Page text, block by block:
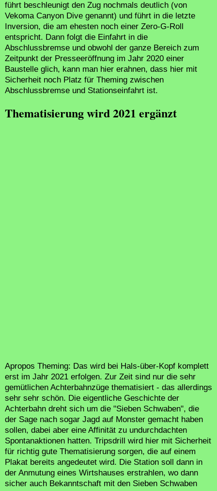
führt beschleunigt den Zug nochmals deutlich (von
Vekoma Canyon Dive genannt) und führt in die letzte
Inversion, die am ehesten noch einer Zero-G-Roll
entspricht. Dann folgt die Einfahrt in die
Abschlussbremse und obwohl der ganze Bereich zum
Zeitpunkt der Presseeröffnung im Jahr 2020 einer
Baustelle glich, kann man hier erahnen, dass hier mit
Sicherheit noch Platz für Theming zwischen
Abschlussbremse und Stationseinfahrt ist.
Thematisierung wird 2021 ergänzt
Apropos Theming: Das wird bei Hals-über-Kopf komplett
erst im Jahr 2021 erfolgen. Zur Zeit sind nur die sehr
gemütlichen Achterbahnzüge thematisiert - das allerdings
sehr sehr schön. Die eigentliche Geschichte der
Achterbahn dreht sich um die "Sieben Schwaben", die
der Sage nach sogar Jagd auf Monster gemacht haben
sollen, dabei aber eine Affinität zu undurchdachten
Spontanaktionen hatten. Tripsdrill wird hier mit Sicherheit
für richtig gute Thematisierung sorgen, die auf einem
Plakat bereits angedeutet wird. Die Station soll dann in
der Anmutung eines Wirtshauses erstrahlen, wo dann
sicher auch Bekanntschaft mit den Sieben Schwaben